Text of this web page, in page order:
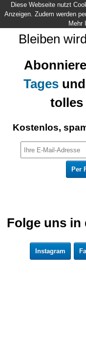
Bleiben
Tages
tolles
Kostenlos,
Per
Folge uns in
Instagram
Diese Webseite nutzt
Anzeigen. Zudem werden
Mehr